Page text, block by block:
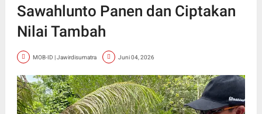
Sawahlunto Panen dan Ciptakan
Nilai Tambah
MOB-ID | Jawirdisumatra Juni 04, 2026